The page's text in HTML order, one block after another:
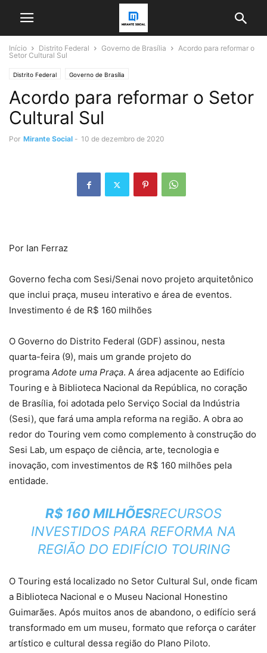
Início Distrito Federal Governo de Brasília
Acordo para reformar o
Setor Cultural Sul
Distrito Federal Governo de Brasília
Acordo para reformar o Setor
Cultural Sul
Por Mirante Social - 10 de dezembro de 2020
Por Ian Ferraz
Governo fecha com Sesi/Senai novo projeto arquitetônico
que inclui praça, museu interativo e área de eventos.
Investimento é de R$ 160 milhões
O Governo do Distrito Federal (GDF) assinou, nesta
quarta-feira (9), mais um grande projeto do
programa Adote uma Praça. A área adjacente ao Edifício
Touring e à Biblioteca Nacional da República, no coração
de Brasília, foi adotada pelo Serviço Social da Indústria
(Sesi), que fará uma ampla reforma na região. A obra ao
redor do Touring vem como complemento à construção do
Sesi Lab, um espaço de ciência, arte, tecnologia e
inovação, com investimentos de R$ 160 milhões pela
entidade.
R$ 160 MILHÕESRECURSOS
INVESTIDOS PARA REFORMA NA
REGIÃO DO EDIFÍCIO TOURING
O Touring está localizado no Setor Cultural Sul, onde ficam
a Biblioteca Nacional e o Museu Nacional Honestino
Guimarães. Após muitos anos de abandono, o edifício será
transformado em um museu, formato que reforça o caráter
artístico e cultural dessa região do Plano Piloto.